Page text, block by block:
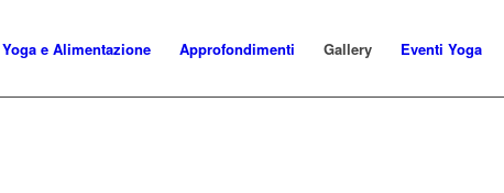
Yoga e Alimentazione Approfondimenti Gallery Eventi Yoga